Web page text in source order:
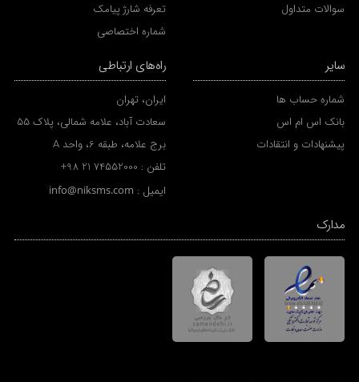
سوالات متداول
تعرفه شارژ پیامک
شماره اختصاصی
سایر
شماره حساب ها
بانک اس ام اس
پیشنهادات و انتقادات
راه‌های ارتباطی
ایران، تهران
سعادت آباد، علامه شمالی، پلاک 55
برج علامه، طبقه 6، واحد A
تلفن : +98 21 74552000
ایمیل : info@niksms.com
مدارک